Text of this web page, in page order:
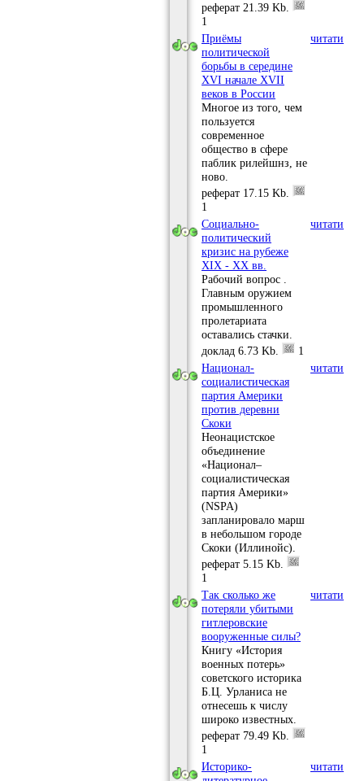
реферат 21.39 Kb.
1
Приёмы
политической
борьбы в середине
XVI начале XVII
веков в России
Многое из того, чем
пользуется
современное
общество в сфере
паблик рилейшнз, не
ново.
реферат 17.15 Kb.
1
читати
Социально-
политический
кризис на рубеже
ХIХ - ХХ вв.
Рабочий вопрос .
Главным оружием
промышленного
пролетариата
оставались стачки.
доклад 6.73 Kb. 1
читати
Национал-
социалистическая
партия Америки
против деревни
Скоки
Неонацистское
объединение
«Национал–
социалистическая
партия Америки»
(NSPA)
запланировало марш
в небольшом городе
Скоки (Иллинойс).
реферат 5.15 Kb.
1
читати
Так сколько же
потеряли убитыми
гитлеровские
вооруженные силы?
Книгу «История
военных потерь»
советского историка
Б.Ц. Урланиса не
отнесешь к числу
широко известных.
реферат 79.49 Kb.
1
читати
Историко-
читати